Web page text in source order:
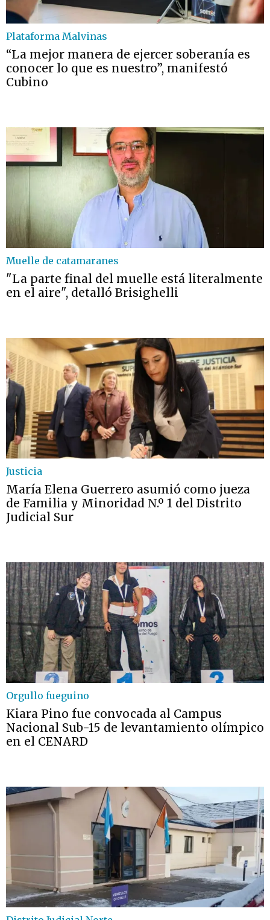
Plataforma Malvinas
“La mejor manera de ejercer soberanía es
conocer lo que es nuestro”, manifestó
Cubino
Muelle de catamaranes
"La parte final del muelle está literalmente
en el aire", detalló Brisighelli
Justicia
María Elena Guerrero asumió como jueza
de Familia y Minoridad N.º 1 del Distrito
Judicial Sur
Orgullo fueguino
Kiara Pino fue convocada al Campus
Nacional Sub-15 de levantamiento olímpico
en el CENARD